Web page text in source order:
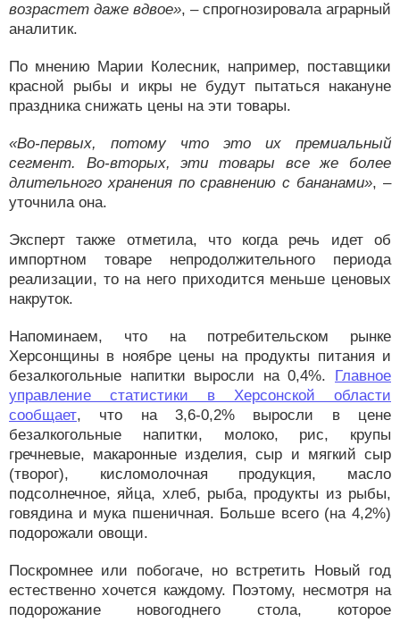
возрастет даже вдвое», – спрогнозировала аграрный
аналитик.
По мнению Марии Колесник, например, поставщики
красной рыбы и икры не будут пытаться накануне
праздника снижать цены на эти товары.
«Во-первых, потому что это их премиальный
сегмент. Во-вторых, эти товары все же более
длительного хранения по сравнению с бананами», –
уточнила она.
Эксперт также отметила, что когда речь идет об
импортном товаре непродолжительного периода
реализации, то на него приходится меньше ценовых
накруток.
Напоминаем, что на потребительском рынке
Херсонщины в ноябре цены на продукты питания и
безалкогольные напитки выросли на 0,4%. Главное
управление статистики в Херсонской области
сообщает, что на 3,6-0,2% выросли в цене
безалкогольные напитки, молоко, рис, крупы
гречневые, макаронные изделия, сыр и мягкий сыр
(творог), кисломолочная продукция, масло
подсолнечное, яйца, хлеб, рыба, продукты из рыбы,
говядина и мука пшеничная. Больше всего (на 4,2%)
подорожали овощи.
Поскромнее или побогаче, но встретить Новый год
естественно хочется каждому. Поэтому, несмотря на
подорожание новогоднего стола, которое